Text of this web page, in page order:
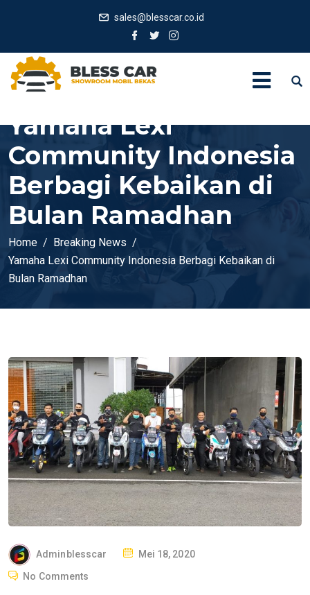
sales@blesscar.co.id
Yamaha Lexi
Community Indonesia
Berbagi Kebaikan di
Bulan Ramadhan
Home
Breaking News
Yamaha Lexi Community Indonesia Berbagi Kebaikan di
Bulan Ramadhan
Adminblesscar
PMei 18, 2020
No Comments